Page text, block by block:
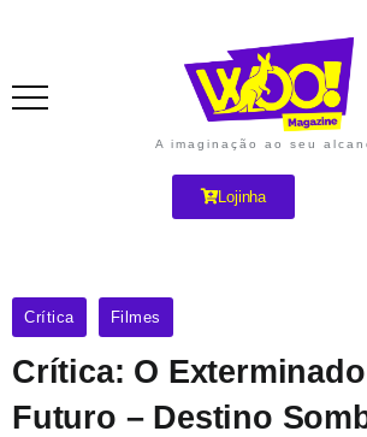
A imaginação ao seu
Lojinha
Crítica Filmes
Crítica: O
Futuro – Destino